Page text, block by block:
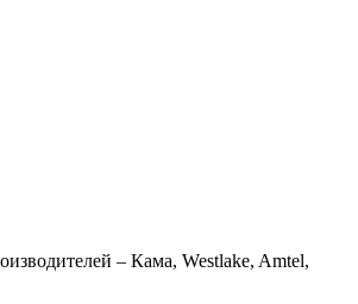
– Кама, Westlake, Amtel,